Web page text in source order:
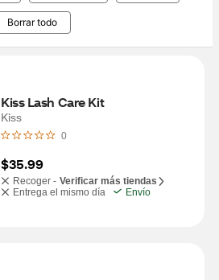
Borrar todo
Kiss Lash Care Kit
Kiss
0
$35.99
Recoger - Verificar más tiendas
Entrega el mismo día
Envío